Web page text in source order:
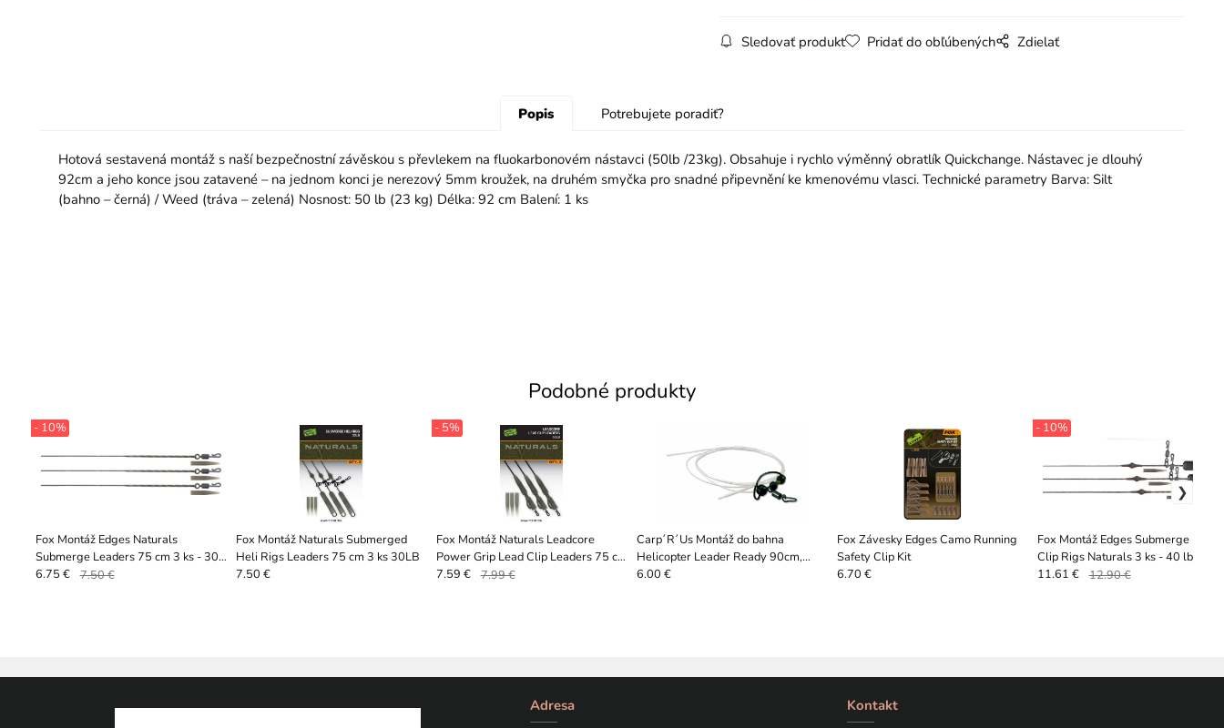
Sledovať produkt Pridať do obľúbených Zdielať
Popis Potrebujete poradiť?
Hotová sestavená montáž s naší bezpečnostní závěskou s převlekem na fluokarbonovém nástavci (50lb /23kg). Obsahuje i rychlo výměnný obratlík Quickchange. Nástavec je dlouhý
92cm a jeho konce jsou zatavené – na jednom konci je nerezový 5mm kroužek, na druhém smyčka pro snadné připevnění ke kmenovému vlasci. Technické parametry Barva: Silt
(bahno – černá) / Weed (tráva – zelená) Nosnost: 50 lb (23 kg) Délka: 92 cm Balení: 1 ks
Podobné produkty
Fox Montáž Edges Naturals
Submerge Leaders 75 cm 3 ks - 30
lb
- 10%
6.75 € 7.50 €
Fox Montáž Naturals Submerged
Heli Rigs Leaders 75 cm 3 ks 30LB
7.50 €
Fox Montáž Naturals Leadcore
Power Grip Lead Clip Leaders 75 cm
3 ks 50 lb
- 5%
7.59 € 7.99 €
Carp´R´Us Montáž do bahna
Helicopter Leader Ready 90cm,
50lb
6.00 €
Fox Závesky Edges Camo Running
Safety Clip Kit
6.70 €
Fox Montáž Edges Submerge Heli-
Clip Rigs Naturals 3 ks - 40 lb
- 10%
11.61 € 12.90 €
Adresa Kontakt